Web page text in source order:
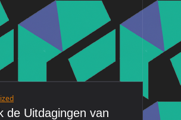
de Uitdagingen van